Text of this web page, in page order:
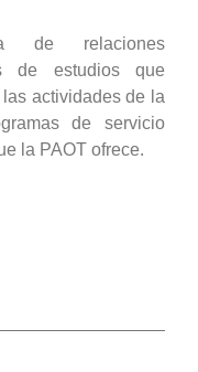
de relaciones
de estudios que
actividades de la
de servicio
la PAOT ofrece.